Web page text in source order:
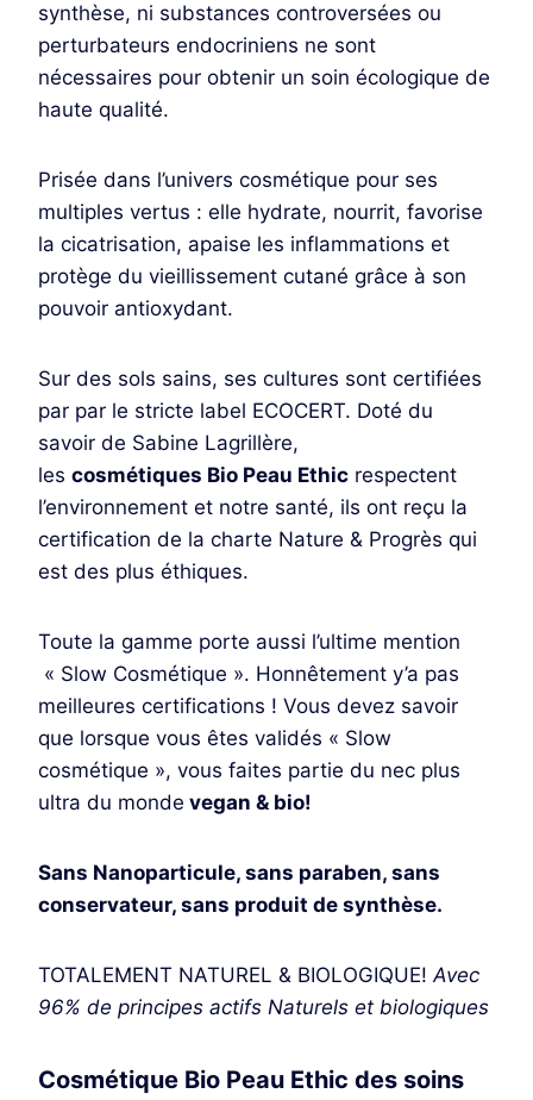
synthèse, ni substances controversées ou
perturbateurs endocriniens ne sont
nécessaires pour obtenir un soin écologique de
haute qualité.
Prisée dans l’univers cosmétique pour ses
multiples vertus : elle hydrate, nourrit, favorise
la cicatrisation, apaise les inflammations et
protège du vieillissement cutané grâce à son
pouvoir antioxydant.
Sur des sols sains, ses cultures sont certifiées
par par le stricte label ECOCERT. Doté du
savoir de Sabine Lagrillère,
les cosmétiques Bio Peau Ethic respectent
l’environnement et notre santé, ils ont reçu la
certification de la charte Nature & Progrès qui
est des plus éthiques.
Toute la gamme porte aussi l’ultime mention
« Slow Cosmétique ». Honnêtement y’a pas
meilleures certifications ! Vous devez savoir
que lorsque vous êtes validés « Slow
cosmétique », vous faites partie du nec plus
ultra du monde vegan & bio!
Sans Nanoparticule, sans paraben, sans
conservateur, sans produit de synthèse.
TOTALEMENT NATUREL & BIOLOGIQUE!Avec
96% de principes actifs Naturels et biologiques
Cosmétique Bio Peau Ethic des soins